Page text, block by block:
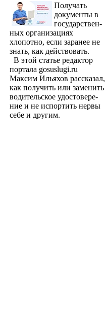
Получать
доку­менты в
государствен­
ных организациях
хлопотно, если заранее не
знать, как действовать.
В этой статье редактор
портала gosuslugi.ru
Максим Ильяхов рассказал,
как получить или заменить
водительское удостовере­
ние и не испортить нервы
себе и другим.